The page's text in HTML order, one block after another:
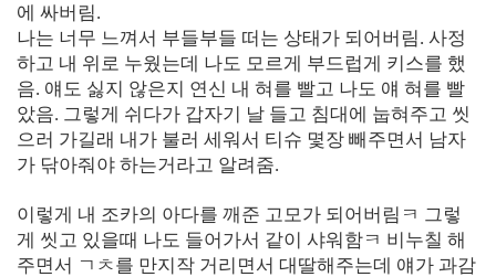
에 싸버림.
나는 너무 느껴서 부들부들 떠는 상태가 되어버림. 사정
하고 내 위로 누웠는데 나도 모르게 부드럽게 키스를 했
음. 얘도 싫지 않은지 연신 내 혀를 빨고 나도 얘 혀를 빨
았음. 그렇게 쉬다가 갑자기 날 들고 침대에 눕혀주고 씻
으러 가길래 내가 불러 세워서 티슈 몇장 빼주면서 남자
가 닦아줘야 하는거라고 알려줌.
이렇게 내 조카의 아다를 깨준 고모가 되어버림ㅋ 그렇
게 씻고 있을때 나도 들어가서 같이 샤워함ㅋ 비누칠 해
주면서 ㄱㅊ를 만지작 거리면서 대딸해주는데 얘가 과감